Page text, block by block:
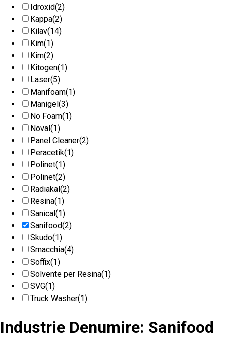
Idroxid(2)
Kappa(2)
Kilav(14)
Kim(1)
Kim(2)
Kitogen(1)
Laser(5)
Manifoam(1)
Manigel(3)
No Foam(1)
Noval(1)
Panel Cleaner(2)
Peracetik(1)
Polinet(1)
Polinet(2)
Radiakal(2)
Resina(1)
Sanical(1)
Sanifood(2)
Skudo(1)
Smacchia(4)
Soffix(1)
Solvente per Resina(1)
SVG(1)
Truck Washer(1)
Industrie Denumire: Sanifood